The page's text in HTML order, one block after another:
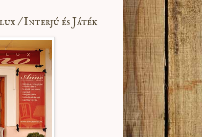
/ Interjú és Játék